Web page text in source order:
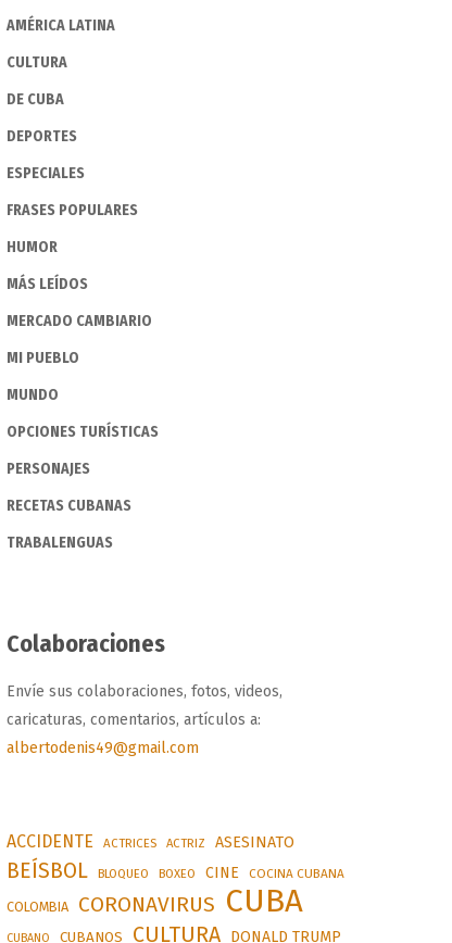
AMÉRICA LATINA
CULTURA
DE CUBA
DEPORTES
ESPECIALES
FRASES POPULARES
HUMOR
MÁS LEÍDOS
MERCADO CAMBIARIO
MI PUEBLO
MUNDO
OPCIONES TURÍSTICAS
PERSONAJES
RECETAS CUBANAS
TRABALENGUAS
Colaboraciones
Envíe sus colaboraciones, fotos, videos,
caricaturas, comentarios, artículos a:
albertodenis49@gmail.com
ACCIDENTE ACTRICES ACTRIZ ASESINATO
BEÍSBOL BLOQUEO BOXEO CINE COCINA CUBANA
COLOMBIA CORONAVIRUS CUBA
CUBANO CUBANOS CULTURA DONALD TRUMP